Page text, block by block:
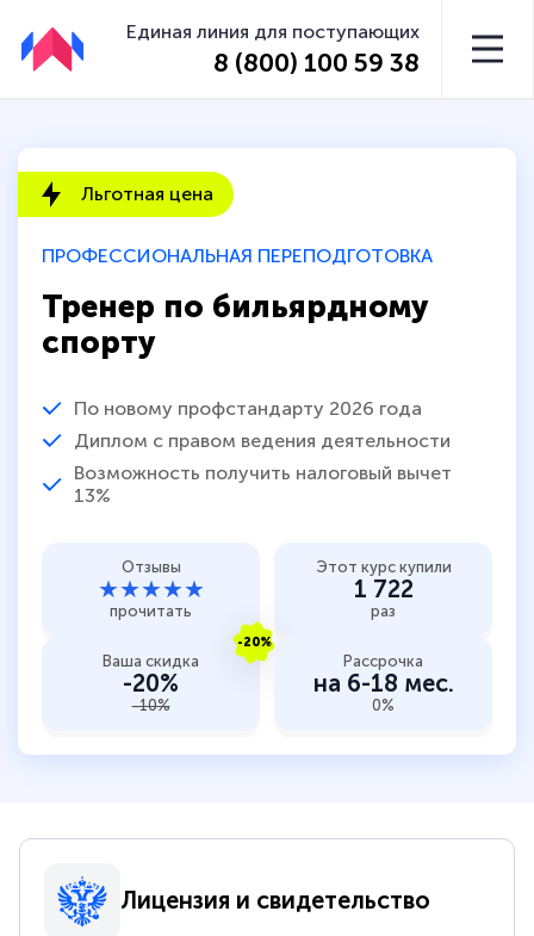
Единая линия для поступающих
8 (800) 100 59 38
ПРОФЕССИОНАЛЬНАЯ ПЕРЕПОДГОТОВКА
Тренер по бильярдному
спорту
По новому профстандарту 2026 года
Диплом с правом ведения деятельности
Возможность получить налоговый вычет
13%
Льготная цена
Отзывы
★★★★★
прочитать
Этот курс купили
1 722
раз
-20%
Ваша скидка
-20%
-10%
Рассрочка
на 6-18 мес.
0%
Лицензия и свидетельство